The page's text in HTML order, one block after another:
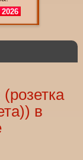
2026
в